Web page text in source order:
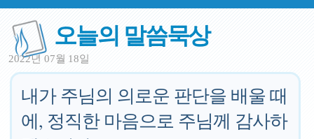
오늘의 말씀묵상
2022년 07월 18일
내가 주님의 의로운 판단을 배울 때
에, 정직한 마음으로 주님께 감사하